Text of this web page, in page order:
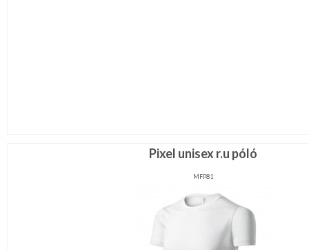
Pixel unisex r.u póló
MFP81